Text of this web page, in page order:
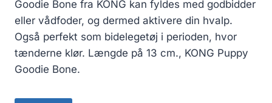
Goodie Bone fra KONG kan fyldes med godbidder
eller vådfoder, og dermed aktivere din hvalp.
Også perfekt som bidelegetøj i perioden, hvor
tænderne klør. Længde på 13 cm., KONG Puppy
Goodie Bone.